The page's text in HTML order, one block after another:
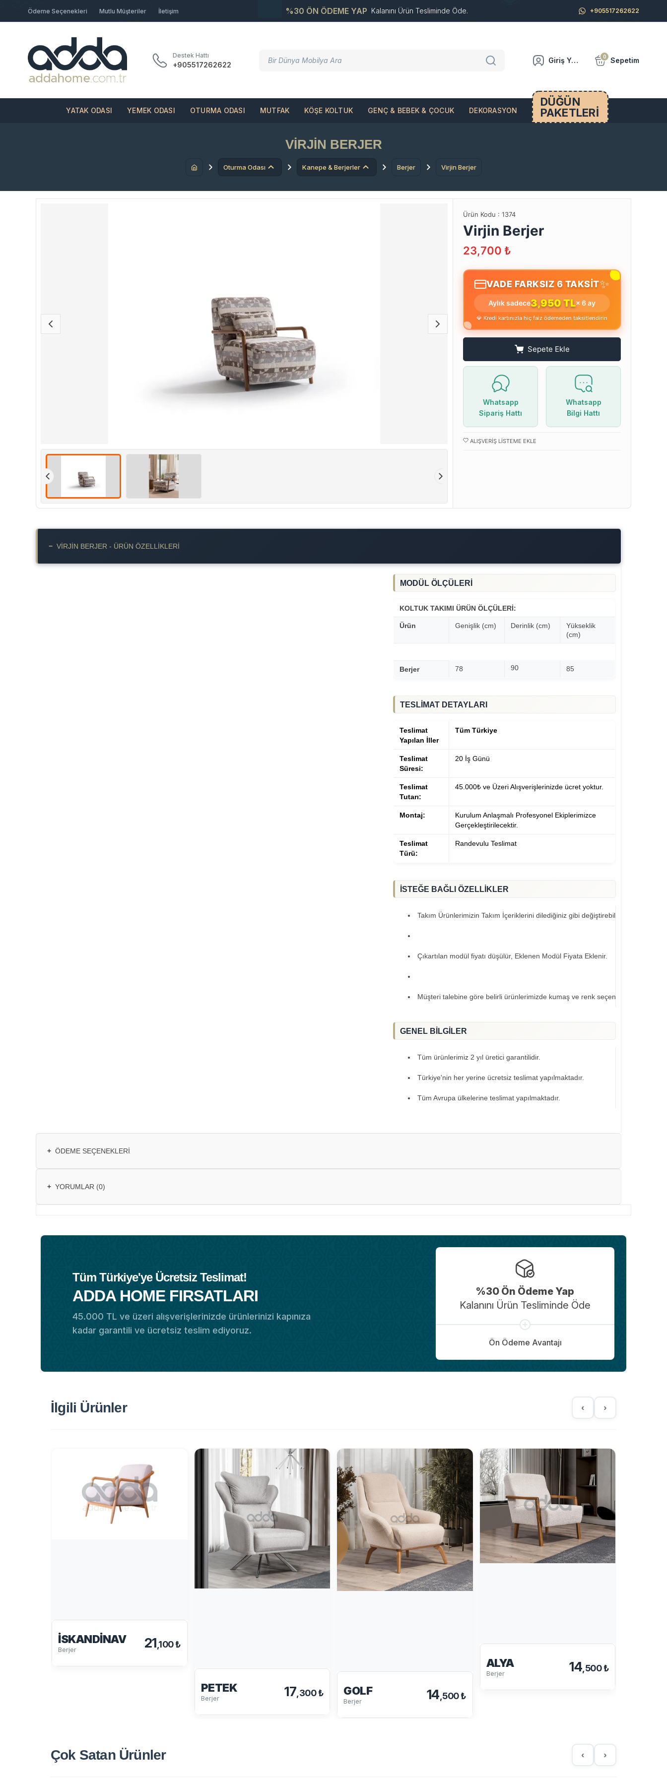
Ödeme Seçenekleri Mutlu Müşteriler İletişim %30 ÖN ÖDEME YAP Kalanını Ürün Tesliminde Öde. +905517262622
Destek Hattı
+905517262622
Giriş Yap 0 Sepetim
YATAK ODASI YEMEK ODASI OTURMA ODASI MUTFAK KÖŞE KOLTUK GENÇ & BEBEK & ÇOCUK DEKORASYON
DÜĞÜN
PAKETLERİ
VIRJIN BERJER
Oturma Odası Kanepe & Berjerler Berjer Virjin Berjer
Ürün Kodu : 1374
Virjin Berjer
23,700 ₺
VADE FARKSIZ 6 TAKSİT✨
Aylık sadece3,950 TL× 6 ay
💎 Kredi kartınızla hiç faiz ödemeden taksitlendirin
Sepete Ekle
Whatsapp
Sipariş Hattı
Whatsapp
Bilgi Hattı
ALIŞVERIŞ LISTEME EKLE
− VIRJIN BERJER - ÜRÜN ÖZELLIKLERI
MODÜL ÖLÇÜLERİ
KOLTUK TAKIMI ÜRÜN ÖLÇÜLERİ:
Ürün Genişlik (cm) Derinlik (cm)
Yükseklik
(cm)
Berjer 78 90 85
TESLİMAT DETAYLARI
Teslimat
Yapılan İller
Tüm Türkiye
Teslimat
Süresi:
20 İş Günü
Teslimat
Tutarı:
45.000₺ ve Üzeri Alışverişlerinizde ücret yoktur.
Montaj:
Kurulum Anlaşmalı Profesyonel Ekiplerimizce
Gerçekleştirilecektir.
Teslimat
Türü:
Randevulu Teslimat
İSTEĞE BAĞLI ÖZELLİKLER
Takım Ürünlerimizin Takım İçeriklerini dilediğiniz gibi değiştirebilirsiniz..
Çıkartılan modül fiyatı düşülür, Eklenen Modül Fiyata Eklenir.
Müşteri talebine göre belirli ürünlerimizde kumaş ve renk seçeneklerimiz
GENEL BİLGİLER
Tüm ürünlerimiz 2 yıl üretici garantilidir.
Türkiye'nin her yerine ücretsiz teslimat yapılmaktadır.
Tüm Avrupa ülkelerine teslimat yapılmaktadır.
+ ÖDEME SEÇENEKLERI
+ YORUMLAR (0)
Tüm Türkiye'ye Ücretsiz Teslimat!
ADDA HOME FIRSATLARI
45.000 TL ve üzeri alışverişlerinizde ürünlerinizi kapınıza
kadar garantili ve ücretsiz teslim ediyoruz.
%30 Ön Ödeme Yap
Kalanını Ürün Tesliminde Öde
Ön Ödeme Avantajı
İlgili Ürünler ‹ ›
İSKANDINAV
Berjer 21 ,100 ₺
PETEK
Berjer 17,300 ₺ GOLF
Berjer 14 ,500 ₺
ALYA
Berjer 14 ,500 ₺
Çok SatanÜrünler ‹ ›